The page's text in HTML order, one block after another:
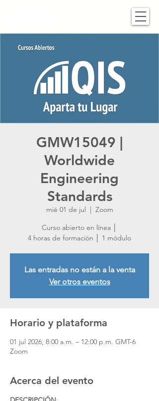
GMW15049 |
Worldwide
Engineering
Standards
mié 01 de jul
  |
Zoom
Curso abierto en línea │
4 horas de formación │ 1 módulo
Las entradas no están a la venta
Ver otros eventos
Horario y plataforma
01 jul 2026, 8:00 a.m. – 12:00 p.m. GMT-6
Zoom
Acerca del evento